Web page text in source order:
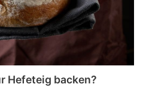
Hefeteig backen?